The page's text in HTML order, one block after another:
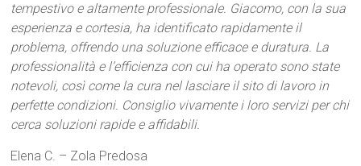
tempestivo e altamente professionale. Giacomo, con la sua
esperienza e cortesia, ha identificato rapidamente il
problema, offrendo una soluzione efficace e duratura. La
professionalità e l’efficienza con cui ha operato sono state
notevoli, così come la cura nel lasciare il sito di lavoro in
perfette condizioni. Consiglio vivamente i loro servizi per chi
cerca soluzioni rapide e affidabili.
Elena C. – Zola Predosa